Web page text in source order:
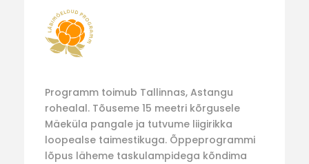
Programm toimub Tallinnas, Astangu
rohealal. Tõuseme 15 meetri kõrgusele
Mäeküla pangale ja tutvume liigirikka
loopealse taimestikuga. Õppeprogrammi
lõpus läheme taskulampidega kõndima